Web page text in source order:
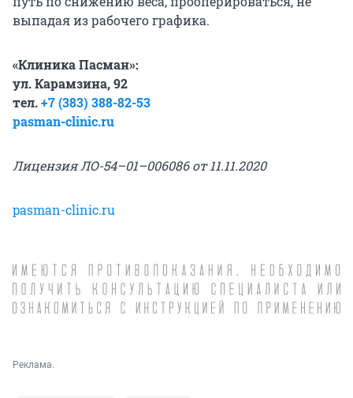
выпадая из рабочего графика.
«Клиника Пасман»:
ул. Карамзина, 92
тел.+7 (383) 388-82-53
pasman-clinic.ru
Лицензия ЛО-54–01–006086 от 11.11.2020
pasman-clinic.ru
Реклама.